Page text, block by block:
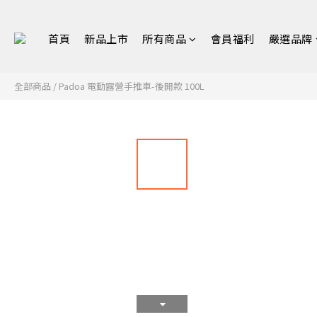
首頁 新品上市 所有商品 會員福利 嚴選品牌
全部商品 / Padoa 電動露營手推車-後開款 100L